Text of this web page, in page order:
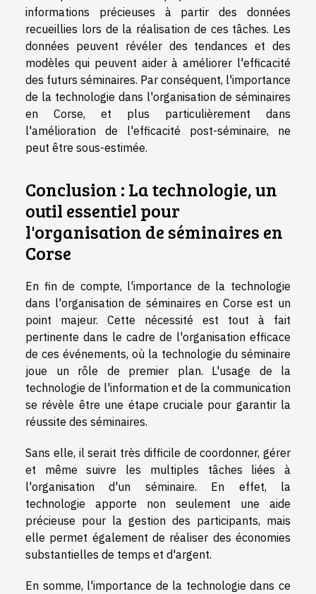
informations précieuses à partir des données
recueillies lors de la réalisation de ces tâches. Les
données peuvent révéler des tendances et des
modèles qui peuvent aider à améliorer l'efficacité
des futurs séminaires. Par conséquent, l'importance
de la technologie dans l'organisation de séminaires
en Corse, et plus particulièrement dans
l'amélioration de l'efficacité post-séminaire, ne
peut être sous-estimée.
Conclusion : La technologie, un
outil essentiel pour
l'organisation de séminaires en
Corse
En fin de compte, l'importance de la technologie
dans l'organisation de séminaires en Corse est un
point majeur. Cette nécessité est tout à fait
pertinente dans le cadre de l'organisation efficace
de ces événements, où la technologie du séminaire
joue un rôle de premier plan. L'usage de la
technologie de l'information et de la communication
se révèle être une étape cruciale pour garantir la
réussite des séminaires.
Sans elle, il serait très difficile de coordonner, gérer
et même suivre les multiples tâches liées à
l'organisation d'un séminaire. En effet, la
technologie apporte non seulement une aide
précieuse pour la gestion des participants, mais
elle permet également de réaliser des économies
substantielles de temps et d'argent.
En somme, l'importance de la technologie dans ce